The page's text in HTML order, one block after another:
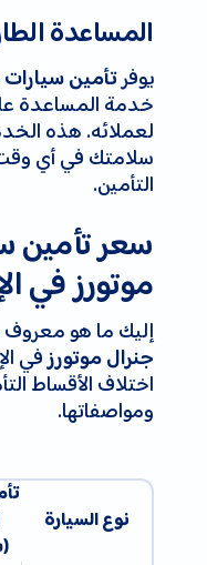
المساعدة
يوفرتأمين
خدمة المساعدة
سلامتك في أي
التأمين.
سعر تأمين
موتورز في
إليك ما هو
جنرال موتورزفي
اختلاف الأقساط
ومواصفاتها.
نوع السيارة